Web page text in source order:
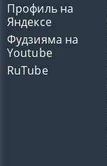
Профиль на
Яндексе
Фудзияма на
Youtube
RuTube